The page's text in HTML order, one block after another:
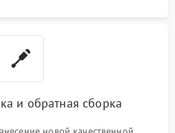
и обратная сборка